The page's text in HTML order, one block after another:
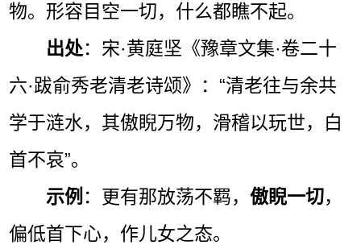
物。形容目空一切，什么都瞧不起。
出处：宋·黄庭坚《豫章文集·卷二十
六·跋俞秀老清老诗颂》：“清老往与余共
学于涟水，其傲睨万物，滑稽以玩世，白
首不哀”。
示例 ：更有那放荡不羁，傲睨一切，
偏低首下心，作儿女之态。